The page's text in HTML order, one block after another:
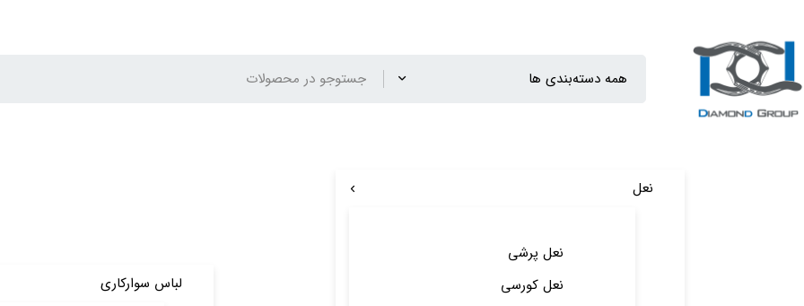
نعل
نعل پرشی
نعل کورسی
لباس سوارکاری